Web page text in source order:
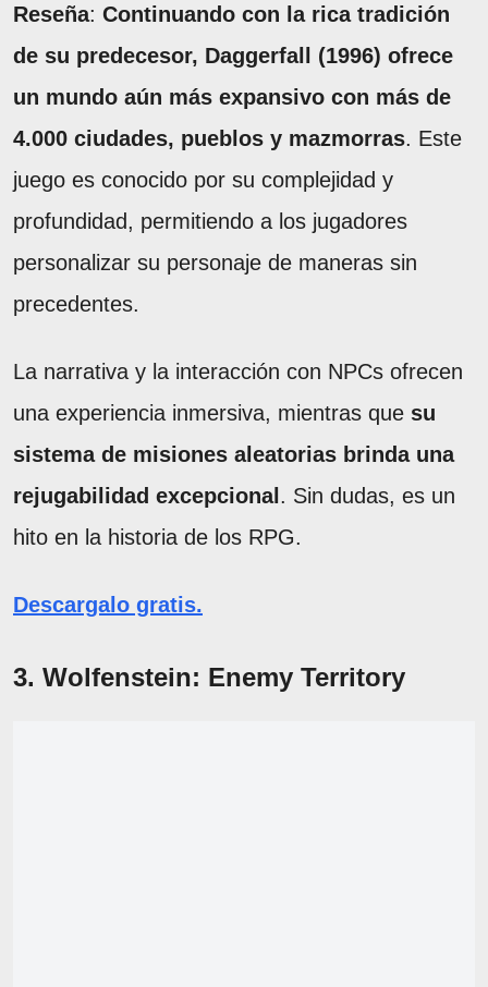
Reseña: Continuando con la rica tradición
de su predecesor, Daggerfall (1996) ofrece
un mundo aún más expansivo con más de
4.000 ciudades, pueblos y mazmorras. Este
juego es conocido por su complejidad y
profundidad, permitiendo a los jugadores
personalizar su personaje de maneras sin
precedentes.
La narrativa y la interacción con NPCs ofrecen
una experiencia inmersiva, mientras que su
sistema de misiones aleatorias brinda una
rejugabilidad excepcional . Sin dudas, es un
hito en la historia de los RPG.
Descargalo gratis.
3. Wolfenstein: Enemy Territory